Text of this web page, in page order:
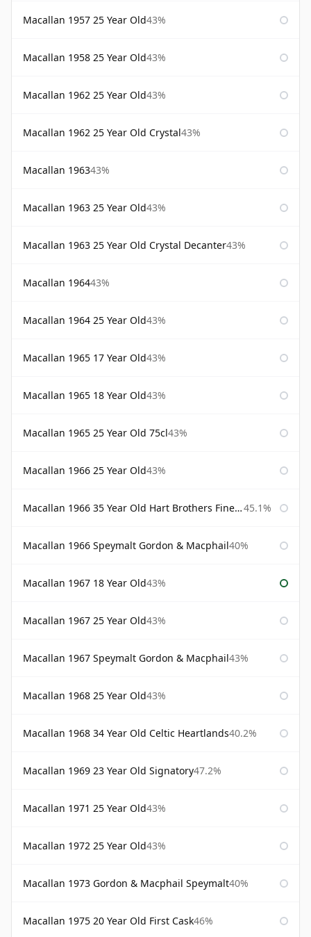
Macallan 1957 25 Year Old43%
Macallan 1958 25 Year Old43%
Macallan 1962 25 Year Old43%
Macallan 1962 25 Year Old Crystal43%
Macallan 196343%
Macallan 1963 25 Year Old43%
Macallan 1963 25 Year Old Crystal Decanter43%
Macallan 196443%
Macallan 1964 25 Year Old43%
Macallan 1965 17 Year Old43%
Macallan 1965 18 Year Old43%
Macallan 1965 25 Year Old 75cl43%
Macallan 1966 25 Year Old43%
Macallan 1966 35 Year Old Hart Brothers Finest Collection 45.1%
Macallan 1966 Speymalt Gordon & Macphail40%
Macallan 1967 18 Year Old43%
Macallan 1967 25 Year Old43%
Macallan 1967 Speymalt Gordon & Macphail43%
Macallan 1968 25 Year Old43%
Macallan 1968 34 Year Old Celtic Heartlands40.2%
Macallan 1969 23 Year Old Signatory47.2%
Macallan 1971 25 Year Old43%
Macallan 1972 25 Year Old43%
Macallan 1973 Gordon & Macphail Speymalt40%
Macallan 1975 20 Year Old First Cask46%